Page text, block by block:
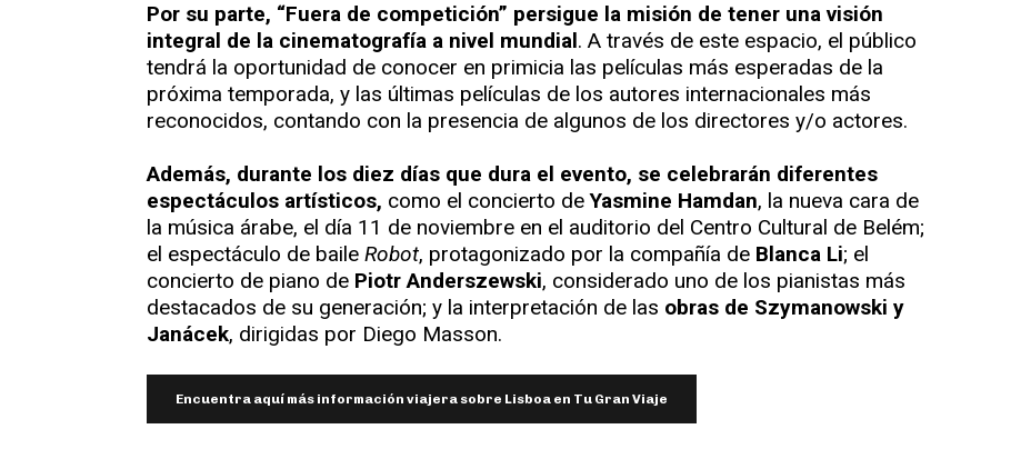
Por su parte, “Fuera de competición” persigue la misión de tener una visión
integral de la cinematografía a nivel mundial. A través de este espacio, el público
tendrá la oportunidad de conocer en primicia las películas más esperadas de la
próxima temporada, y las últimas películas de los autores internacionales más
reconocidos, contando con la presencia de algunos de los directores y/o actores.
Además, durante los diez días que dura el evento, se celebrarán diferentes
espectáculos artísticos, como el concierto deYasmine Hamdan, la nueva cara de
la música árabe, el día 11 de noviembre en el auditorio del Centro Cultural de Belém;
el espectáculo de baile Robot, protagonizado por la compañía de Blanca Li; el
concierto de piano de Piotr Anderszewski, considerado uno de los pianistas más
destacados de su generación; y la interpretación de las obras de Szymanowski y
Janácek, dirigidas por Diego Masson.
Encuentra aquí más información viajera sobre Lisboa en Tu Gran Viaje